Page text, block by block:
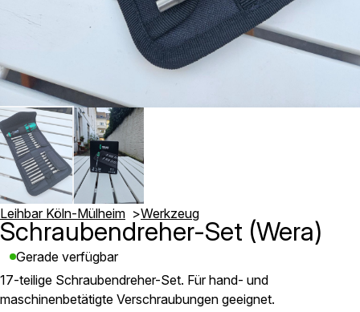
Leihbar Köln-Mülheim Werkzeug
Schraubendreher-Set (Wera)
Gerade verfügbar
17-teilige Schraubendreher-Set. Für hand- und
maschinenbetätigte Verschraubungen geeignet.